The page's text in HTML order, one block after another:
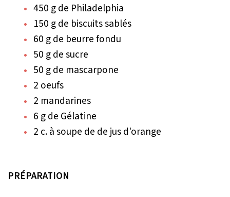
450 g de Philadelphia
150 g de biscuits sablés
60 g de beurre fondu
50 g de sucre
50 g de mascarpone
2 oeufs
2 mandarines
6 g de Gélatine
2 c. à soupe de de jus d'orange
PRÉPARATION